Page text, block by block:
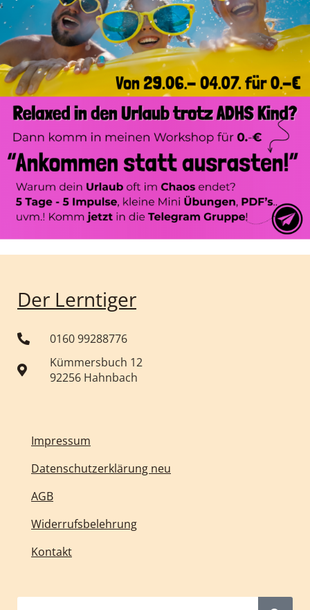
Der Lerntiger
0160 99288776
Kümmersbuch 12
92256 Hahnbach
Impressum
Datenschutzerklärung neu
AGB
Widerrufsbelehrung
Kontakt